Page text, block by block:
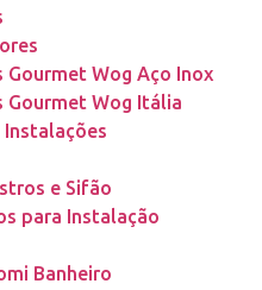
Gourmet Wog Aço Inox
Gourmet Wog Itália
e Sifão
para Instalação
Banheiro